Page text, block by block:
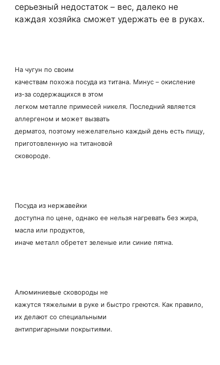
серьезный недостаток – вес, далеко не
каждая хозяйка сможет удержать ее в руках.
На чугун по своим
качествам похожа посуда из титана. Минус – окисление
из-за содержащихся в этом
легком металле примесей никеля. Последний является
аллергеном и может вызвать
дерматоз, поэтому нежелательно каждый день есть пищу,
приготовленную на титановой
сковороде.
Посуда из нержавейки
доступна по цене, однако ее нельзя нагревать без жира,
масла или продуктов,
иначе металл обретет зеленые или синие пятна.
Алюминиевые сковороды не
кажутся тяжелыми в руке и быстро греются. Как правило,
их делают со специальными
антипригарными покрытиями.